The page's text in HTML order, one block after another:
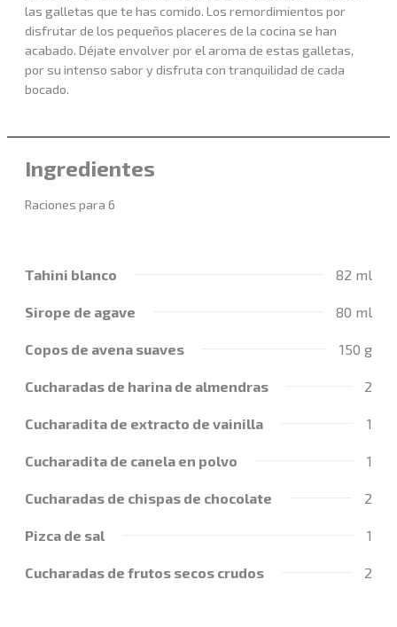
las galletas que te has comido. Los remordimientos por
disfrutar de los pequeños placeres de la cocina se han
acabado. Déjate envolver por el aroma de estas galletas,
por su intenso sabor y disfruta con tranquilidad de cada
bocado.
Ingredientes
Raciones para 6
Tahini blanco 82 ml
Sirope de agave 80 ml
Copos de avena suaves 150 g
Cucharadas de harina de almendras 2
Cucharadita de extracto de vainilla 1
Cucharadita de canela en polvo 1
Cucharadas de chispas de chocolate 2
Pizca de sal 1
Cucharadas de frutos secos crudos 2